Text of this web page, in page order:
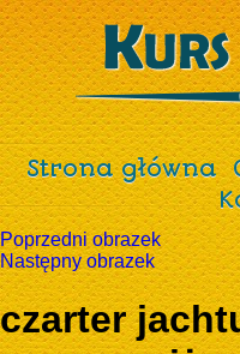
Strona główna
Poprzedni obrazek
Następny obrazek
czarter